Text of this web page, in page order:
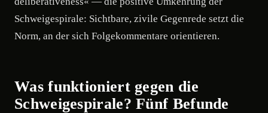
Schweigespirale: Sichtbare, zivile Gegenrede setzt die
Norm, an der sich Folgekommentare orientieren.
Was funktioniert gegen die
Schweigespirale? Fünf Befunde